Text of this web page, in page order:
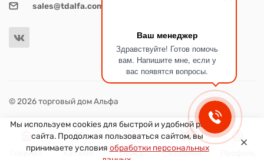
Ваш менеджер
Здравствуйте! Готов помочь
вам. Напишите мне, если у
вас появятся вопросы.
sales@tdalfa.com
© 2026 торговый дом Альфа
Мы используем cookies для быстрой и удобной работы
сайта. Продолжая пользоваться сайтом, вы
принимаете условия обработки персональных
Главная Каталог Поиск
0
Корзина